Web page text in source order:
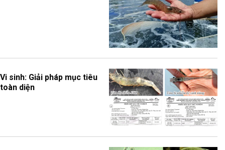
Vi sinh: Giải pháp mục tiêu
toàn diện